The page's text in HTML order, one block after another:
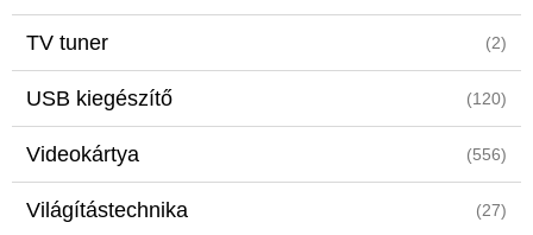
TV tuner (2)
USB kiegészítő (120)
Videokártya (556)
Világítástechnika (27)